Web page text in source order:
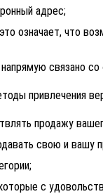
адрес;
означает, что
связано со
привлечения
продажу
свою и вашу
с